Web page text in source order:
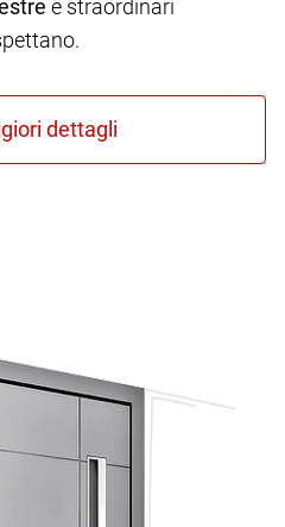
e straordinari